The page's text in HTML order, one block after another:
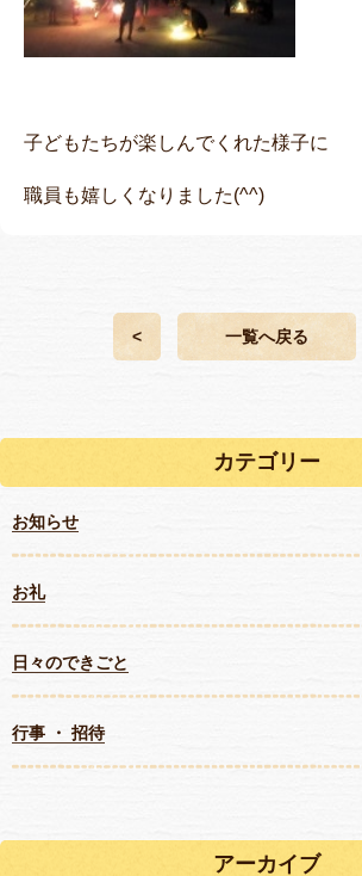
子どもたちが楽しんでくれた様子に
職員も嬉しくなりました(^^)
< 一覧へ戻る
カテゴリー
お知らせ
お礼
日々のできごと
行事 ・ 招待
アーカイブ